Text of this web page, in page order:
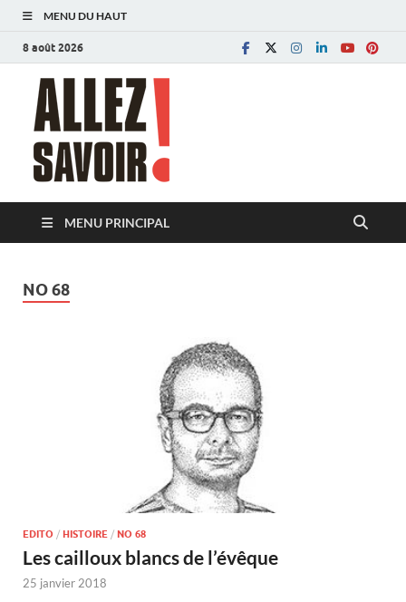
MENU DU HAUT
8 août 2026
MENU PRINCIPAL
NO 68
EDITO / HISTOIRE / NO 68
Les cailloux blancs de l’évêque
25 janvier 2018